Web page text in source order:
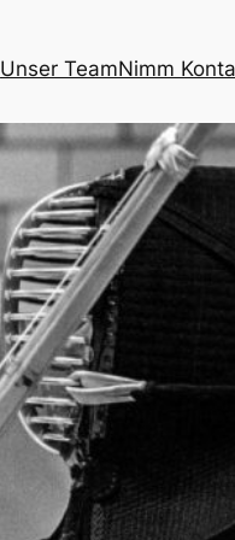
Unser TeamNimm